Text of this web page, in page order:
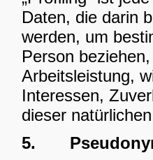
Daten, die darin
werden, um
Person
Arbeitsleistung,
Interessen,
dieser
5.